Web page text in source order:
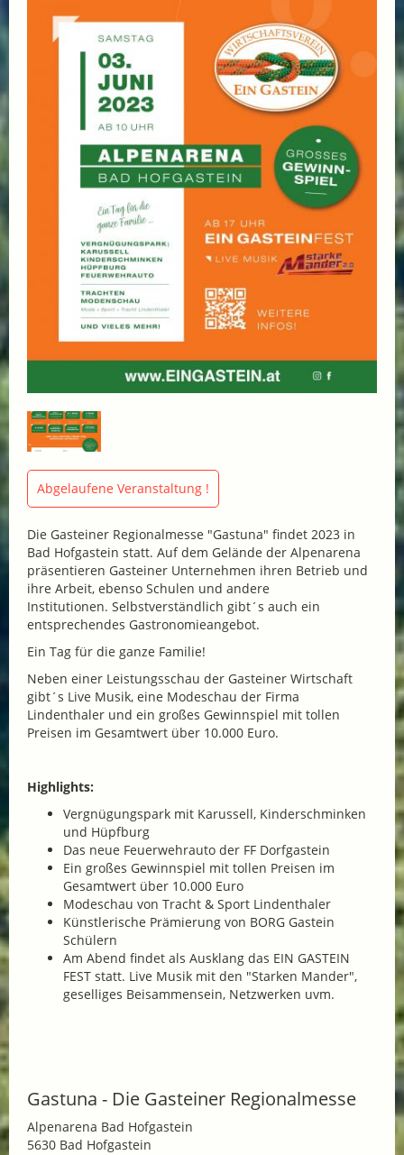
Abgelaufene Veranstaltung !
Die Gasteiner Regionalmesse "Gastuna" findet 2023 in
Bad Hofgastein statt. Auf dem Gelände der Alpenarena
präsentieren Gasteiner Unternehmen ihren Betrieb und
ihre Arbeit, ebenso Schulen und andere
Institutionen. Selbstverständlich gibt´s auch ein
entsprechendes Gastronomieangebot.
Ein Tag für die ganze Familie!
Neben einer Leistungsschau der Gasteiner Wirtschaft
gibt´s Live Musik, eine Modeschau der Firma
Lindenthaler und ein großes Gewinnspiel mit tollen
Preisen im Gesamtwert über 10.000 Euro.
Highlights:
Vergnügungspark mit Karussell, Kinderschminken
und Hüpfburg
Das neue Feuerwehrauto der FF Dorfgastein
Ein großes Gewinnspiel mit tollen Preisen im
Gesamtwert über 10.000 Euro
Modeschau von Tracht & Sport Lindenthaler
Künstlerische Prämierung von BORG Gastein
Schülern
Am Abend findet als Ausklang das EIN GASTEIN
FEST statt. Live Musik mit den "Starken Mander",
geselliges Beisammensein, Netzwerken uvm.
Gastuna - Die Gasteiner Regionalmesse
Alpenarena Bad Hofgastein
5630 Bad Hofgastein